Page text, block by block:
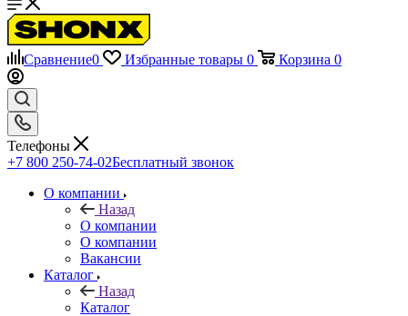
Сравнение0 Избранные товары 0 Корзина 0
Телефоны
+7 800 250-74-02Бесплатный звонок
О компании
Назад
О компании
О компании
Вакансии
Каталог
Назад
Каталог